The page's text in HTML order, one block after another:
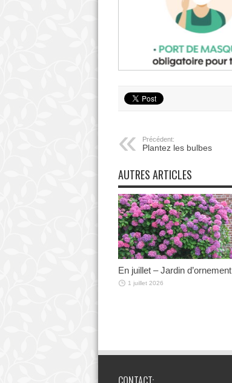
Précédent:
Plantez les bulbes
AUTRES ARTICLES
En juillet – Jardin d’ornement
1 juillet 2026